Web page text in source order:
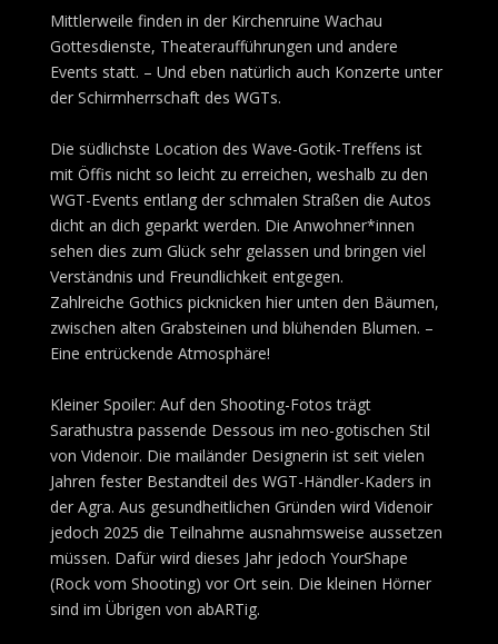
Mittlerweile finden in der Kirchenruine Wachau
Gottesdienste, Theateraufführungen und andere
Events statt. – Und eben natürlich auch Konzerte unter
der Schirmherrschaft des WGTs.
Die südlichste Location des Wave-Gotik-Treffens ist
mit Öffis nicht so leicht zu erreichen, weshalb zu den
WGT-Events entlang der schmalen Straßen die Autos
dicht an dich geparkt werden. Die Anwohner*innen
sehen dies zum Glück sehr gelassen und bringen viel
Verständnis und Freundlichkeit entgegen.
Zahlreiche Gothics picknicken hier unten den Bäumen,
zwischen alten Grabsteinen und blühenden Blumen. –
Eine entrückende Atmosphäre!
Kleiner Spoiler: Auf den Shooting-Fotos trägt
Sarathustra passende Dessous im neo-gotischen Stil
von Videnoir. Die mailänder Designerin ist seit vielen
Jahren fester Bestandteil des WGT-Händler-Kaders in
der Agra. Aus gesundheitlichen Gründen wird Videnoir
jedoch 2025 die Teilnahme ausnahmsweise aussetzen
müssen. Dafür wird dieses Jahr jedoch YourShape
(Rock vom Shooting) vor Ort sein. Die kleinen Hörner
sind im Übrigen von abARTig.